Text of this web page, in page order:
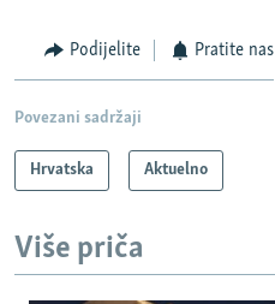
Podijelite Pratite nas
Povezani sadržaji
Hrvatska Aktuelno
Više priča